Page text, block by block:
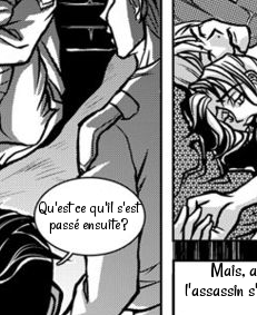
Qu'est ce qu'il s'est
passé ensuite?
Mais,
l'assassin